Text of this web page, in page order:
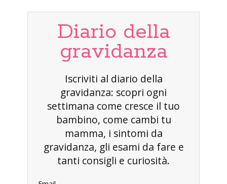
Diario della
gravidanza
Iscriviti al diario della
gravidanza: scopri ogni
settimana come cresce il tuo
bambino, come cambi tu
mamma, i sintomi da
gravidanza, gli esami da fare e
tanti consigli e curiosità.